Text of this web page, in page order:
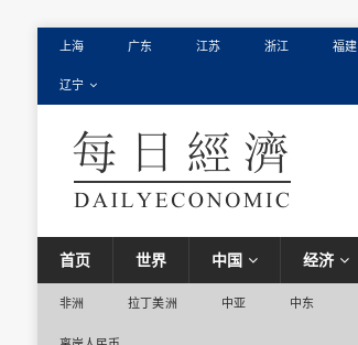
上海 广东 江苏 浙江 福建
辽宁
首页 世界 中国 经济
非洲 拉丁美洲 中亚 中东